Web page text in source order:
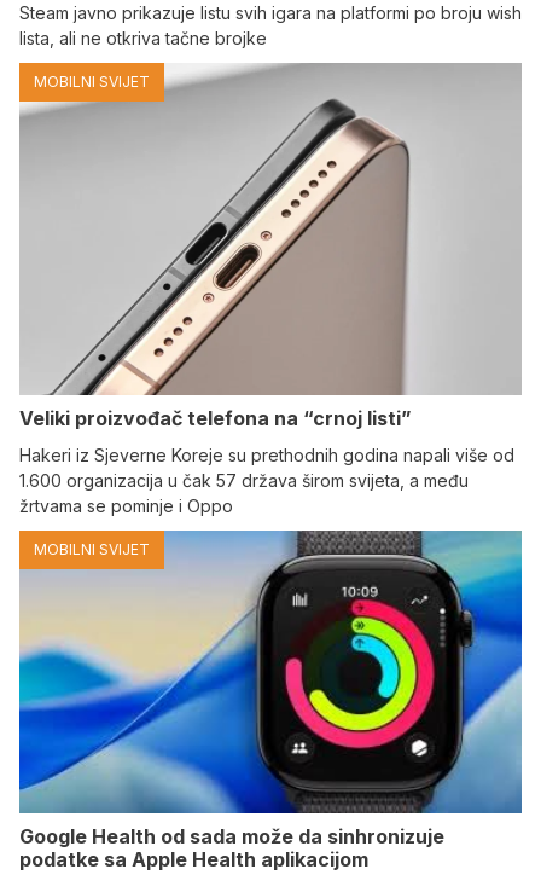
Steam javno prikazuje listu svih igara na platformi po broju wish
lista, ali ne otkriva tačne brojke
MOBILNI SVIJET
Veliki proizvođač telefona na “crnoj listi”
Hakeri iz Sjeverne Koreje su prethodnih godina napali više od
1.600 organizacija u čak 57 država širom svijeta, a među
žrtvama se pominje i Oppo
MOBILNI SVIJET
Google Health od sada može da sinhronizuje
podatke sa Apple Health aplikacijom